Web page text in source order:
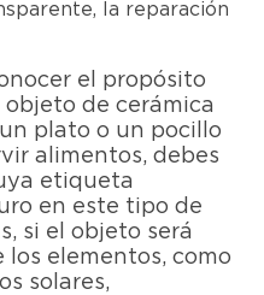
la reparación
el propósito
de cerámica
plato o un pocillo
alimentos, debes
etiqueta
en este tipo de
si el objeto será
los elementos, como
solares,